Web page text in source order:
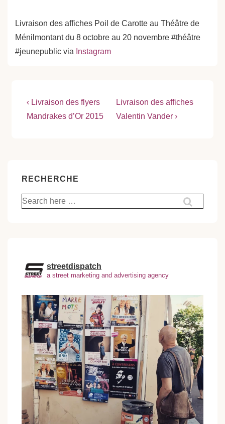
Livraison des affiches Poil de Carotte au Théâtre de
Ménilmontant du 8 octobre au 20 novembre #théâtre
#jeunepublic via Instagram
Navigation
de
Previous
Post
‹ Livraison des flyers
Mandrakes d’Or 2015
Next
Post
Livraison des affiches
Valentin Vander ›
RECHERCHE
Recherche
pour:
streetdispatch
a street marketing and advertising agency